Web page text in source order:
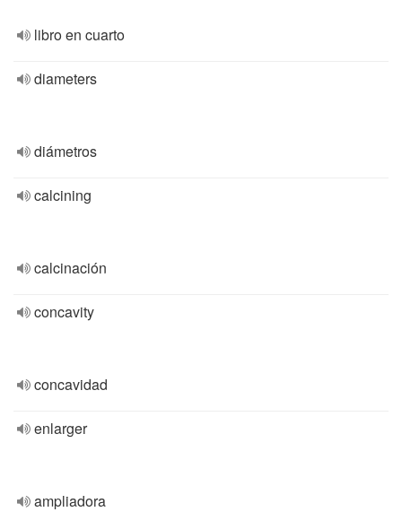
libro en cuarto
diameters
diámetros
calcining
calcinación
concavity
concavidad
enlarger
ampliadora